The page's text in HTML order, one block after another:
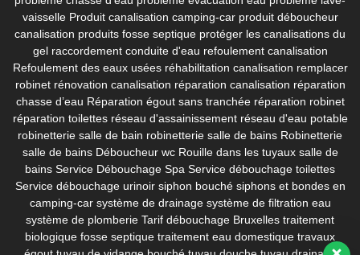
vaisselle Produit canalisation camping-car produit déboucheur
canalisation produits fosse septique protéger les canalisations du
gel raccordement conduite d'eau refoulement canalisation
Refoulement des eaux usées réhabilitation canalisation remplacer
robinet rénovation canalisation réparation canalisation réparation
chasse d’eau Réparation égout sans tranchée réparation robinet
réparation toilettes réseau d'assainissement réseau d'eau potable
robinetterie salle de bain robinetterie salle de bains Robinetterie
salle de bains Déboucheur wc Rouille dans les tuyaux salle de
bains Service Débouchage Spa Service débouchage toilettes
Service débouchage urinoir siphon bouché siphons et bondes en
camping-car système de drainage système de filtration eau
système de plomberie Tarif débouchage Bruxelles traitement
biologique fosse septique traitement eau domestique travaux